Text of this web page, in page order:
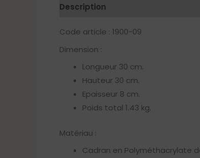
Description
Code article : 1900-09
Dimension :
Longueur 30 cm.
Hauteur 30 cm.
Epaisseur 8 cm.
Poids total 1.43 kg.
Matériau :
Cadran en Polyméthacrylate